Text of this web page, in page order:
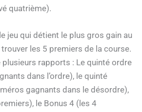
quatrième).
le jeu qui détient le plus gros gain au
les 5 premiers de la course.
plusieurs rapports : Le quinté ordre
dans l’ordre), le quinté
gagnants dans le désordre),
le Bonus 4 (les 4